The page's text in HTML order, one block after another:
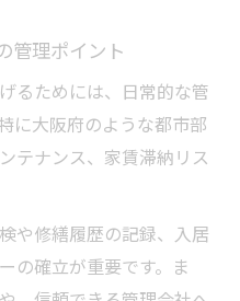
産会社選定の注意点
動産会社の選択基準
管理ポイント
るためには、日常的な管
に大阪府のような都市部
テナンス、家賃滞納リス
や修繕履歴の記録、入居
の確立が重要です。ま